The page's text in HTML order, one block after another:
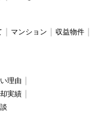
マンション
収益物件
理由
実績